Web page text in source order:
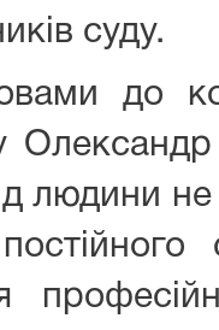
суду.
до
людини